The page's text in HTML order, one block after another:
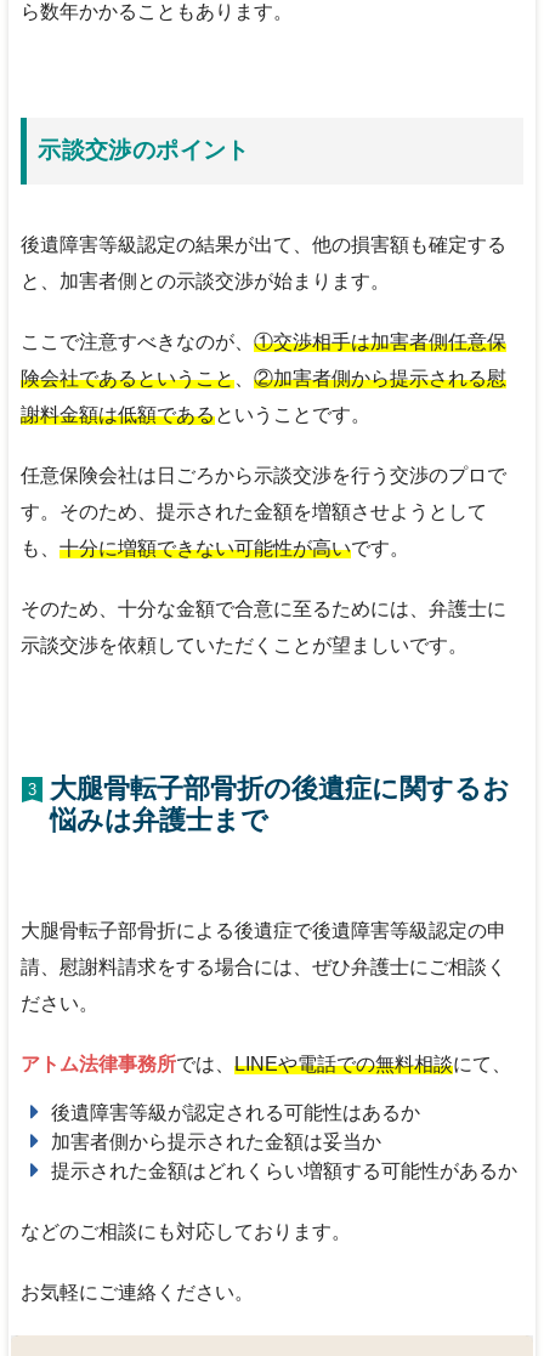
ら数年かかることもあります。
示談交渉のポイント
後遺障害等級認定の結果が出て、他の損害額も確定する
と、加害者側との示談交渉が始まります。
ここで注意すべきなのが、 ①交渉相手は加害者側任意保
険会社であるということ、 ②加害者側から提示される慰
謝料金額は低額であるということです。
任意保険会社は日ごろから示談交渉を行う交渉のプロで
す。そのため、提示された金額を増額させようとして
も、 十分に増額できない可能性が高いです。
そのため、十分な金額で合意に至るためには、弁護士に
示談交渉を依頼していただくことが望ましいです。
3
大腿骨転子部骨折の後遺症に関するお
悩みは弁護士まで
大腿骨転子部骨折による後遺症で後遺障害等級認定の申
請、慰謝料請求をする場合には、ぜひ弁護士にご相談く
ださい。
アトム法律事務所では、 LINEや電話での無料相談にて、
後遺障害等級が認定される可能性はあるか
加害者側から提示された金額は妥当か
提示された金額はどれくらい増額する可能性があるか
などのご相談にも対応しております。
お気軽にご連絡ください。